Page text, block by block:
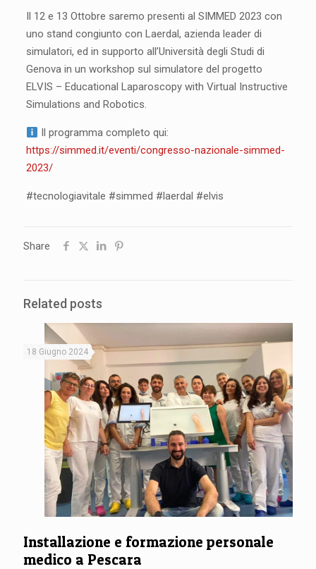
Il 12 e 13 Ottobre saremo presenti al SIMMED 2023 con
uno stand congiunto con Laerdal, azienda leader di
simulatori, ed in supporto all’Università degli Studi di
Genova in un workshop sul simulatore del progetto
ELVIS – Educational Laparoscopy with Virtual Instructive
Simulations and Robotics.
Il programma completo qui:
https://simmed.it/eventi/congresso-nazionale-simmed-
2023/
#tecnologiavitale #simmed #laerdal #elvis
Share
Related posts
18 Giugno 2024
Installazione e formazione personale
medico a Pescara